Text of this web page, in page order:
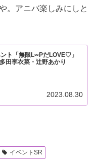
。アニバ楽しみにしと
ト「無限L∞PだLOVE♡」
田李衣菜・辻野あかり
2023.08.30
イベントSR